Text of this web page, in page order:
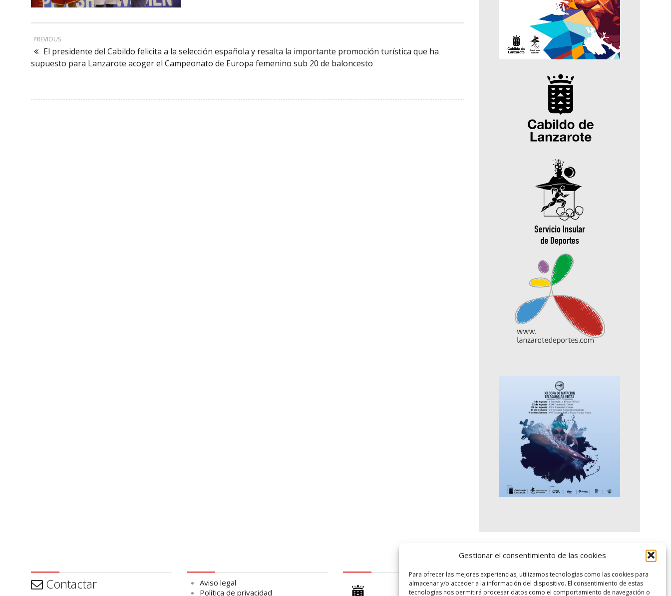
Gestionar el consentimiento de las cookies
Para ofrecer las mejores experiencias, utilizamos tecnologías como las cookies para
almacenar y/o acceder a la información del dispositivo. El consentimiento de estas
tecnologías nos permitirá procesar datos como el comportamiento de navegación o
PREVIOUS
El presidente del Cabildo felicita a la selección española y resalta la importante promoción turística que ha
supuesto para Lanzarote acoger el Campeonato de Europa femenino sub 20 de baloncesto
Contactar
Aviso legal
Política de privacidad
logo SID